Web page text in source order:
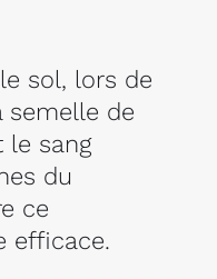
sol, lors de
semelle de
le sang
du
ce
efficace.